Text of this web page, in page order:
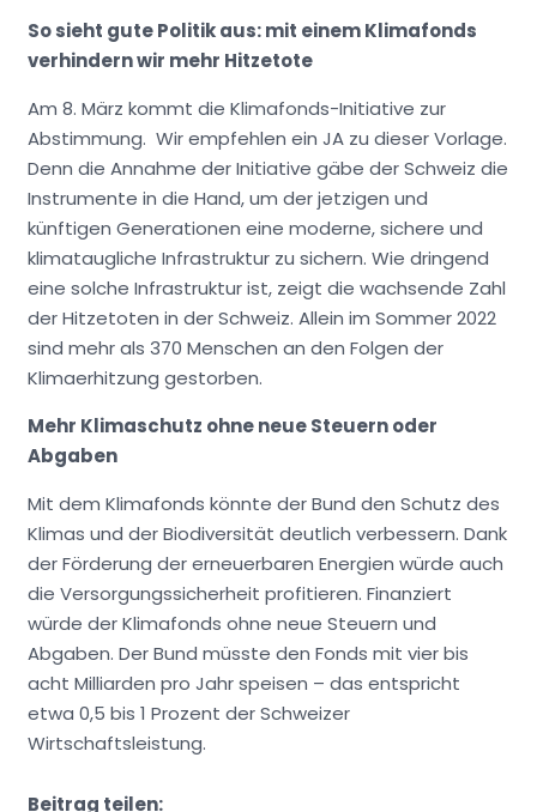
So sieht gute Politik aus: mit einem Klimafonds
verhindern wir mehr Hitzetote
Am 8. März kommt die Klimafonds-Initiative zur
Abstimmung. Wir empfehlen ein JA zu dieser Vorlage.
Denn die Annahme der Initiative gäbe der Schweiz die
Instrumente in die Hand, um der jetzigen und
künftigen Generationen eine moderne, sichere und
klimataugliche Infrastruktur zu sichern. Wie dringend
eine solche Infrastruktur ist, zeigt die wachsende Zahl
der Hitzetoten in der Schweiz. Allein im Sommer 2022
sind mehr als 370 Menschen an den Folgen der
Klimaerhitzung gestorben.
Mehr Klimaschutz ohne neue Steuern oder
Abgaben
Mit dem Klimafonds könnte der Bund den Schutz des
Klimas und der Biodiversität deutlich verbessern. Dank
der Förderung der erneuerbaren Energien würde auch
die Versorgungssicherheit profitieren. Finanziert
würde der Klimafonds ohne neue Steuern und
Abgaben. Der Bund müsste den Fonds mit vier bis
acht Milliarden pro Jahr speisen – das entspricht
etwa 0,5 bis 1 Prozent der Schweizer
Wirtschaftsleistung.
Beitrag teilen: